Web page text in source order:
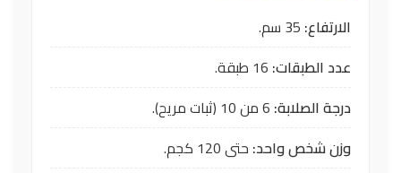
الارتفاع:
عدد الطبقات:
درجة الصلابة:
وزن شخص واحد: حتى 120 كجم.